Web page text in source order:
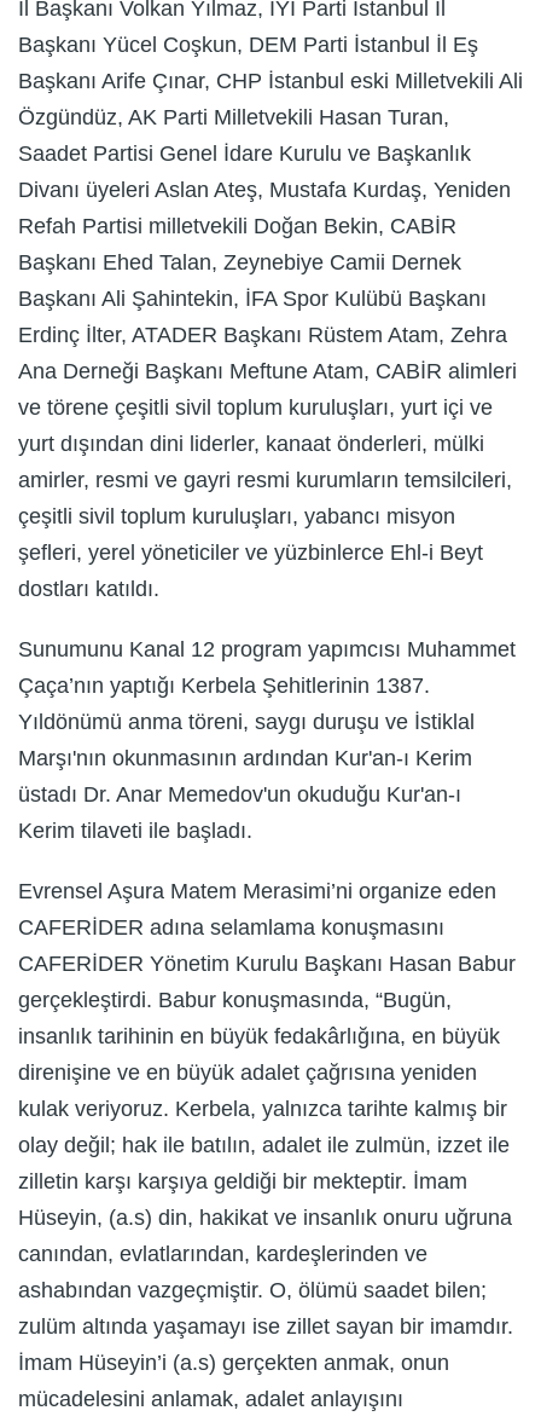
İl Başkanı Volkan Yılmaz, İYİ Parti İstanbul İl
Başkanı Yücel Coşkun, DEM Parti İstanbul İl Eş
Başkanı Arife Çınar, CHP İstanbul eski Milletvekili Ali
Özgündüz, AK Parti Milletvekili Hasan Turan,
Saadet Partisi Genel İdare Kurulu ve Başkanlık
Divanı üyeleri Aslan Ateş, Mustafa Kurdaş, Yeniden
Refah Partisi milletvekili Doğan Bekin, CABİR
Başkanı Ehed Talan, Zeynebiye Camii Dernek
Başkanı Ali Şahintekin, İFA Spor Kulübü Başkanı
Erdinç İlter, ATADER Başkanı Rüstem Atam, Zehra
Ana Derneği Başkanı Meftune Atam, CABİR alimleri
ve törene çeşitli sivil toplum kuruluşları, yurt içi ve
yurt dışından dini liderler, kanaat önderleri, mülki
amirler, resmi ve gayri resmi kurumların temsilcileri,
çeşitli sivil toplum kuruluşları, yabancı misyon
şefleri, yerel yöneticiler ve yüzbinlerce Ehl-i Beyt
dostları katıldı.
Sunumunu Kanal 12 program yapımcısı Muhammet
Çaça’nın yaptığı Kerbela Şehitlerinin 1387.
Yıldönümü anma töreni, saygı duruşu ve İstiklal
Marşı'nın okunmasının ardından Kur'an-ı Kerim
üstadı Dr. Anar Memedov'un okuduğu Kur'an-ı
Kerim tilaveti ile başladı.
Evrensel Aşura Matem Merasimi’ni organize eden
CAFERİDER adına selamlama konuşmasını
CAFERİDER Yönetim Kurulu Başkanı Hasan Babur
gerçekleştirdi. Babur konuşmasında, “Bugün,
insanlık tarihinin en büyük fedakârlığına, en büyük
direnişine ve en büyük adalet çağrısına yeniden
kulak veriyoruz. Kerbela, yalnızca tarihte kalmış bir
olay değil; hak ile batılın, adalet ile zulmün, izzet ile
zilletin karşı karşıya geldiği bir mekteptir. İmam
Hüseyin, (a.s) din, hakikat ve insanlık onuru uğruna
canından, evlatlarından, kardeşlerinden ve
ashabından vazgeçmiştir. O, ölümü saadet bilen;
zulüm altında yaşamayı ise zillet sayan bir imamdır.
İmam Hüseyin’i (a.s) gerçekten anmak, onun
mücadelesini anlamak, adalet anlayışını